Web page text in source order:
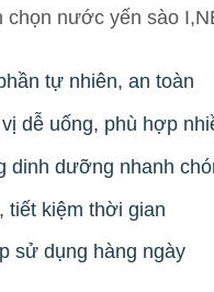
chọn nước yến sào
tự nhiên, an toàn
dễ uống, phù hợp
dinh dưỡng nhanh
tiết kiệm thời gian
sử dụng hàng ngày